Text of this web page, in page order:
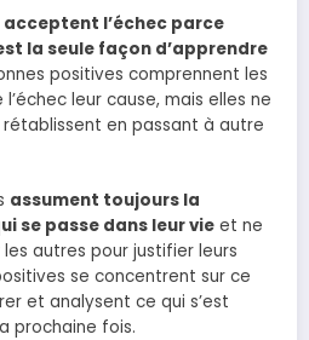
acceptent l’échec parce
la seule façon d’apprendre
positives comprennent les
leur cause, mais elles ne
en passant à autre
assument toujours la
se passe dans leur vie et ne
autres pour justifier leurs
se concentrent sur ce
et analysent ce qui s’est
prochaine fois.